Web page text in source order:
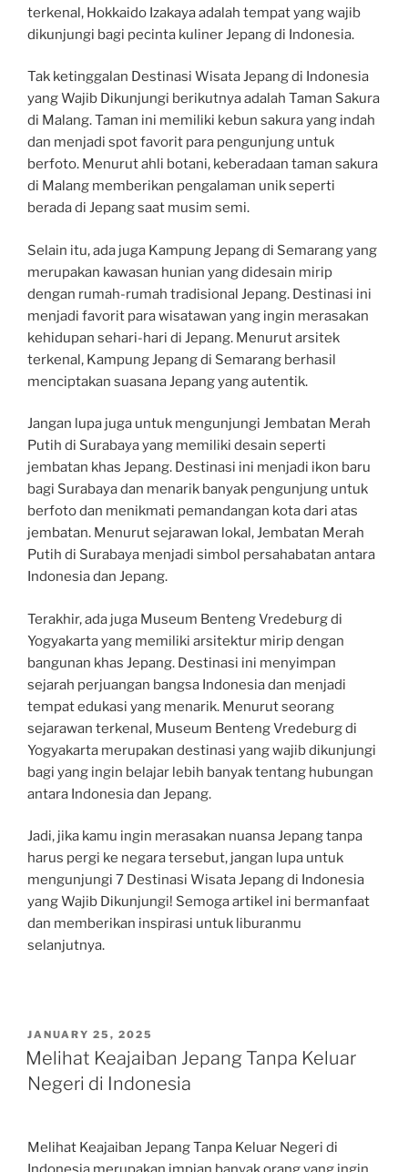
terkenal, Hokkaido Izakaya adalah tempat yang wajib
dikunjungi bagi pecinta kuliner Jepang di Indonesia.
Tak ketinggalan Destinasi Wisata Jepang di Indonesia
yang Wajib Dikunjungi berikutnya adalah Taman Sakura
di Malang. Taman ini memiliki kebun sakura yang indah
dan menjadi spot favorit para pengunjung untuk
berfoto. Menurut ahli botani, keberadaan taman sakura
di Malang memberikan pengalaman unik seperti
berada di Jepang saat musim semi.
Selain itu, ada juga Kampung Jepang di Semarang yang
merupakan kawasan hunian yang didesain mirip
dengan rumah-rumah tradisional Jepang. Destinasi ini
menjadi favorit para wisatawan yang ingin merasakan
kehidupan sehari-hari di Jepang. Menurut arsitek
terkenal, Kampung Jepang di Semarang berhasil
menciptakan suasana Jepang yang autentik.
Jangan lupa juga untuk mengunjungi Jembatan Merah
Putih di Surabaya yang memiliki desain seperti
jembatan khas Jepang. Destinasi ini menjadi ikon baru
bagi Surabaya dan menarik banyak pengunjung untuk
berfoto dan menikmati pemandangan kota dari atas
jembatan. Menurut sejarawan lokal, Jembatan Merah
Putih di Surabaya menjadi simbol persahabatan antara
Indonesia dan Jepang.
Terakhir, ada juga Museum Benteng Vredeburg di
Yogyakarta yang memiliki arsitektur mirip dengan
bangunan khas Jepang. Destinasi ini menyimpan
sejarah perjuangan bangsa Indonesia dan menjadi
tempat edukasi yang menarik. Menurut seorang
sejarawan terkenal, Museum Benteng Vredeburg di
Yogyakarta merupakan destinasi yang wajib dikunjungi
bagi yang ingin belajar lebih banyak tentang hubungan
antara Indonesia dan Jepang.
Jadi, jika kamu ingin merasakan nuansa Jepang tanpa
harus pergi ke negara tersebut, jangan lupa untuk
mengunjungi 7 Destinasi Wisata Jepang di Indonesia
yang Wajib Dikunjungi! Semoga artikel ini bermanfaat
dan memberikan inspirasi untuk liburanmu
selanjutnya.
POSTED
ON
JANUARY 25, 2025
Melihat Keajaiban Jepang Tanpa Keluar
Negeri di Indonesia
Melihat Keajaiban Jepang Tanpa Keluar Negeri di